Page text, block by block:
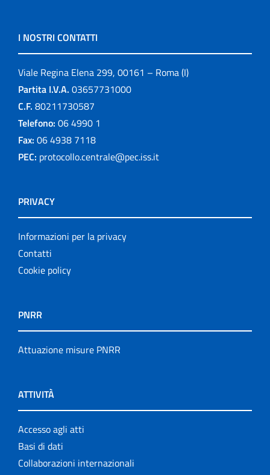
I NOSTRI CONTATTI
Viale Regina Elena 299, 00161 – Roma (I)
Partita I.V.A. 03657731000
C.F. 80211730587
Telefono: 06 4990 1
Fax: 06 4938 7118
PEC: protocollo.centrale@pec.iss.it
PRIVACY
Informazioni per la privacy
Contatti
Cookie policy
PNRR
Attuazione misure PNRR
ATTIVITÀ
Accesso agli atti
Basi di dati
Collaborazioni internazionali